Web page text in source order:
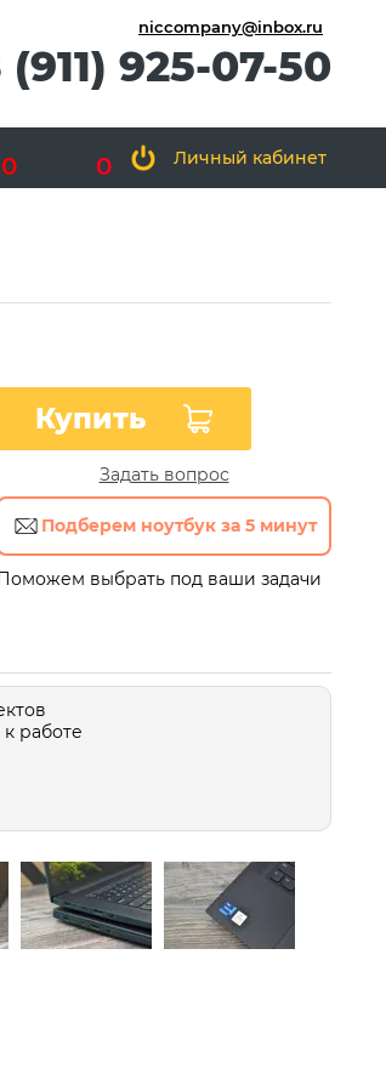
niccompany@inbox.ru
(911) 925-07-50
0 0 Личный кабинет
Купить
Задать вопрос
Подберем ноутбук за 5 минут
выбрать под ваши задачи
работе